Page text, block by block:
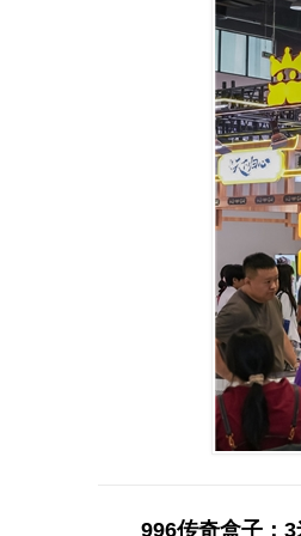
996传奇盒子：